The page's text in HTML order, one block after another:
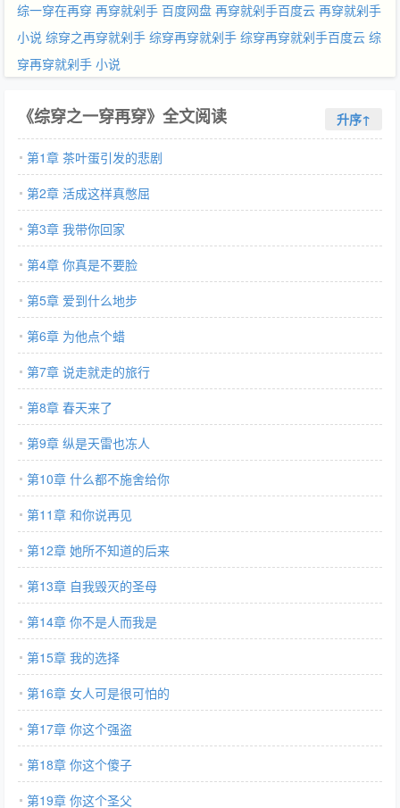
综一穿在再穿 再穿就剁手 百度网盘 再穿就剁手百度云 再穿就剁手
小说 综穿之再穿就剁手 综穿再穿就剁手 综穿再穿就剁手百度云 综
穿再穿就剁手 小说
《综穿之一穿再穿》全文阅读 升序↑
第1章 茶叶蛋引发的悲剧
第2章 活成这样真憋屈
第3章 我带你回家
第4章 你真是不要脸
第5章 爱到什么地步
第6章 为他点个蜡
第7章 说走就走的旅行
第8章 春天来了
第9章 纵是天雷也冻人
第10章 什么都不施舍给你
第11章 和你说再见
第12章 她所不知道的后来
第13章 自我毁灭的圣母
第14章 你不是人而我是
第15章 我的选择
第16章 女人可是很可怕的
第17章 你这个强盗
第18章 你这个傻子
第19章 你这个圣父